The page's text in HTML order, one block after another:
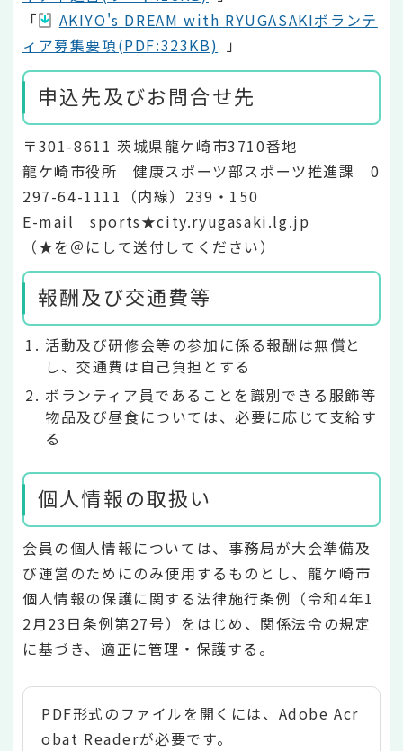
「
AKIYO's DREAM with RYUGASAKIボランテ
ィア募集要項(PDF:323KB)
」
申込先及びお問合せ先
〒301-8611 茨城県龍ケ崎市3710番地
龍ケ崎市役所 健康スポーツ部スポーツ推進課 0
297-64-1111（内線）239・150
E-mail sports★city.ryugasaki.lg.jp
（★を＠にして送付してください）
報酬及び交通費等
活動及び研修会等の参加に係る報酬は無償と
し、交通費は自己負担とする
ボランティア員であることを識別できる服飾等
物品及び昼食については、必要に応じて支給す
る
個人情報の取扱い
会員の個人情報については、事務局が大会準備及
び運営のためにのみ使用するものとし、龍ケ崎市
個人情報の保護に関する法律施行条例（令和4年1
2月23日条例第27号）をはじめ、関係法令の規定
に基づき、適正に管理・保護する。
PDF形式のファイルを開くには、Adobe Acr
obat Readerが必要です。